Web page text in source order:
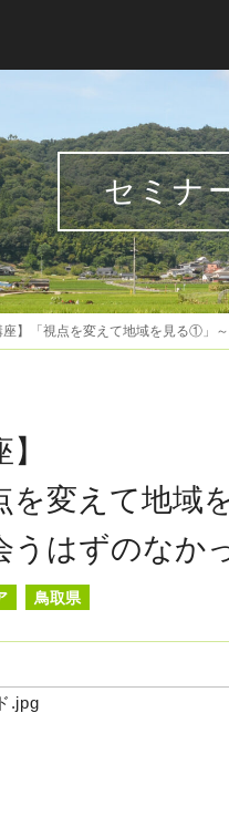
セミナ
座】「視点を変えて地域を見る①」
を変えて地域
うはずのなか
鳥取県